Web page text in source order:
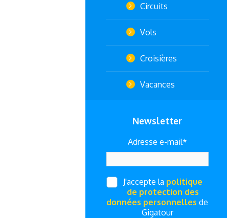
Circuits
Vols
Croisières
Vacances
Newsletter
Adresse e-mail*
J'accepte la politique
de protection des
données personnelles de
Gigatour